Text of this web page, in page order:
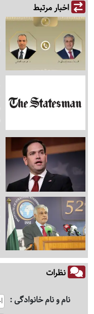
اخبار مرتبط
نظرات
نام و نام خانوادگی